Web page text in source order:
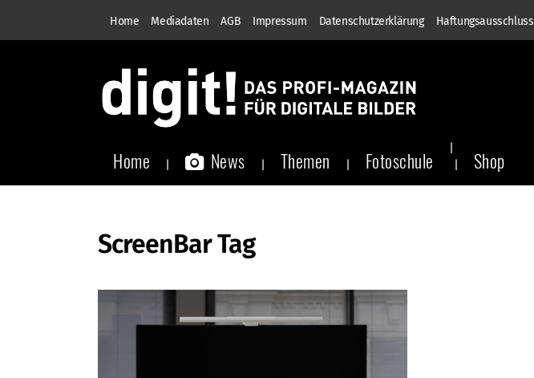
Home Mediadaten AGB Impressum Datenschutzerklärung Haftungsausschluss
Home News Themen Fotoschule Shop
ScreenBar Tag